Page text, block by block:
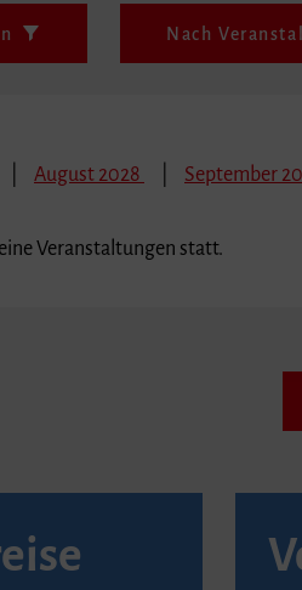
Nach
August 2028 September
Veranstaltungen statt.